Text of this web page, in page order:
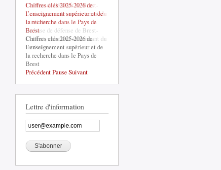
Chiffres clés 2025-2026 de
l’enseignement supérieur et de
la recherche dans le Pays de
Brest
Chiffres clés 2025-2026 de
l’enseignement supérieur et de
la recherche dans le Pays de
Brest
La base de défense de Brest-
Lorient, un acteur structurant du
territoire
La base de défense de Brest-
Lorient, un acteur structurant du
territoire
PrécédentPause Suivant
Lettre d'information